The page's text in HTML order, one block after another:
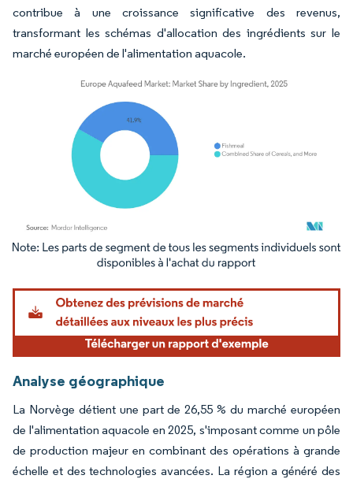
contribue à une croissance significative des revenus,
transformant les schémas d'allocation des ingrédients sur le
marché européen de l'alimentation aquacole.
Image © Mordor Intelligence. La réutilisation nécessite une attribution sous CC BY
Analyse géographique
La Norvège détient une part de 26,55 % du marché européen
de l'alimentation aquacole en 2025, s'imposant comme un pôle
de production majeur en combinant des opérations à grande
échelle et des technologies avancées. La région a généré des